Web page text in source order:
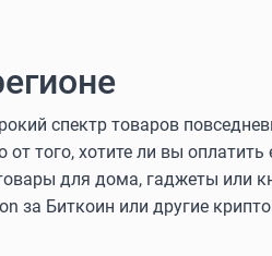
спектр товаров
того, хотите ли вы
для дома, гаджеты или
за Биткоин или другие